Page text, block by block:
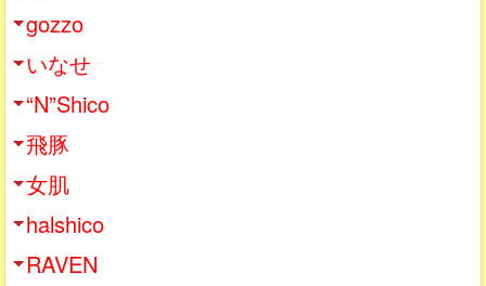
gozzo
いなせ
“N”Shico
飛豚
女肌
halshico
RAVEN